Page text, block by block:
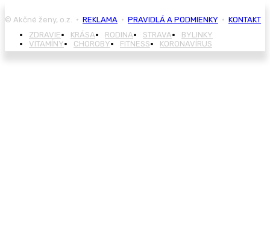
© Akčné ženy, o.z. • REKLAMA • PRAVIDLÁ A PODMIENKY • KONTAKT
ZDRAVIE
KRÁSA RODINA STRAVA
BYLINKY
VITAMÍNY
CHOROBY FITNESS KORONAVÍRUS